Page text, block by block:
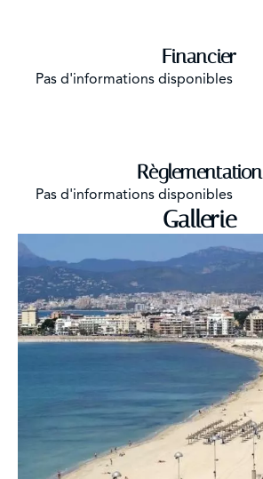
Financier
Pas d'informations disponibles
Règlementation
Pas d'informations disponibles
Gallerie